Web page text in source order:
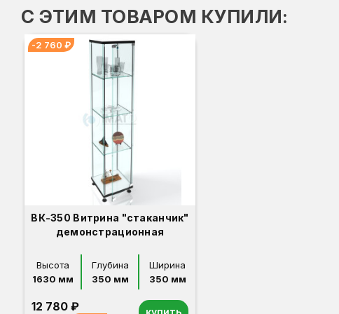
С ЭТИМ ТОВАРОМ КУПИЛИ:
-2 760 ₽
ВК-350 Витрина "стаканчик"
демонстрационная
Высота
1630 мм
Глубина
350 мм
Ширина
350 мм
12 780 ₽ купить